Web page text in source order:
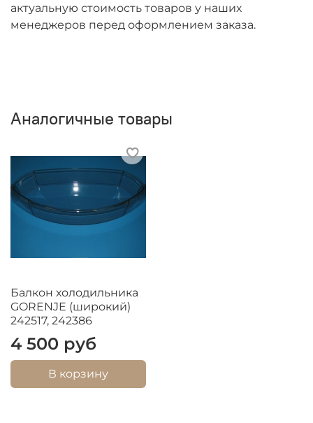
актуальную стоимость товаров у наших
менеджеров перед оформлением заказа.
Аналогичные товары
Балкон холодильника
GORENJE (широкий)
242517, 242386
4 500 руб
В корзину